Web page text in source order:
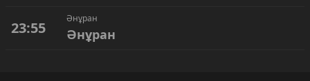
23:55
Әнұран
Әнұран